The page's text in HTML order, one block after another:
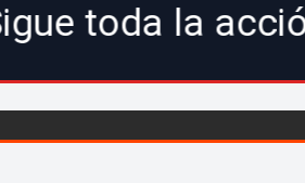
acción de la